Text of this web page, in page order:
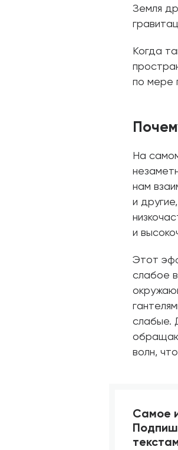
Земля
Когда
по мере
На
нам
и
и
Этот
слабое
слабые.
волн,
Самое